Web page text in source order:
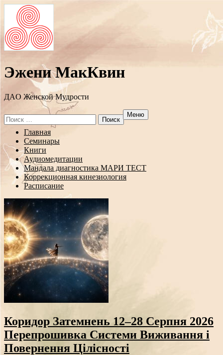
Эжени МакКвин
ДAO Женской Мудрости
Search
for:
Меню
Перейти
содержанию
Главная
Семинары
Книги
Аудиомедитации
Мандала диагностика МАРИ ТЕСТ
Коррекционная кинезиология
Расписание
Коридор Затемнень 12–28 Серпня 2026
Перепрошивка Системи Виживання і
Повернення Цілісності